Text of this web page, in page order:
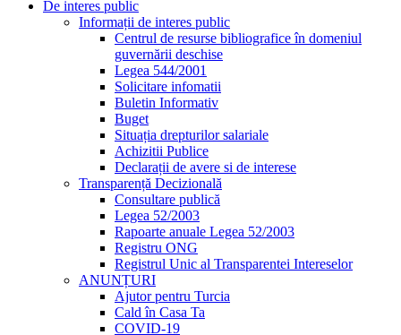
De interes public
Informații de interes public
Centrul de resurse bibliografice în domeniul
guvernării deschise
Legea 544/2001
Solicitare infomatii
Buletin Informativ
Buget
Situația drepturilor salariale
Achizitii Publice
Declarații de avere si de interese
Transparență Decizională
Consultare publică
Legea 52/2003
Rapoarte anuale Legea 52/2003
Registru ONG
Registrul Unic al Transparentei Intereselor
ANUNȚURI
Ajutor pentru Turcia
Cald în Casa Ta
COVID-19